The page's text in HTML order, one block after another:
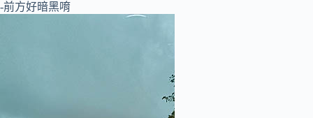
-前方好暗黑唷